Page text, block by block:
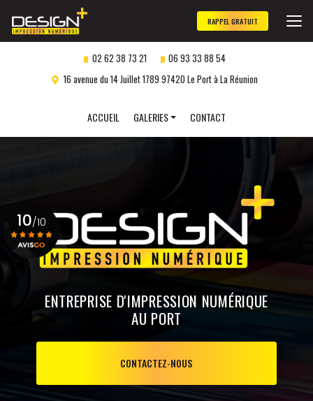
au
contenu
principal
02 62 38 73 21
06 93 33 88 54
16 avenue du 14 Juillet 1789 97420 Le Port à La Réunion
ACCUEIL
GALERIES
Impression numérique
Gravure laser
personnalisée
CONTACT
RAPPEL GRATUIT
ENTREPRISE D'IMPRESSION NUMÉRIQUE
AU PORT
CONTACTEZ-NOUS
10/10
Voir le certificat